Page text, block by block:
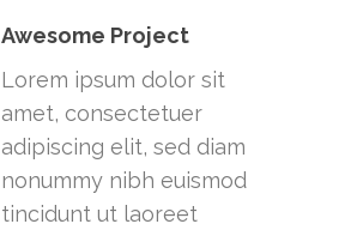
Awesome Project
Lorem ipsum dolor sit
amet, consectetuer
adipiscing elit, sed diam
nonummy nibh euismod
tincidunt ut laoreet